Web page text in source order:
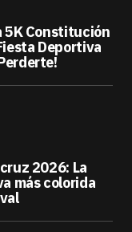
5K Constitución
Deportiva
2026: La
más colorida